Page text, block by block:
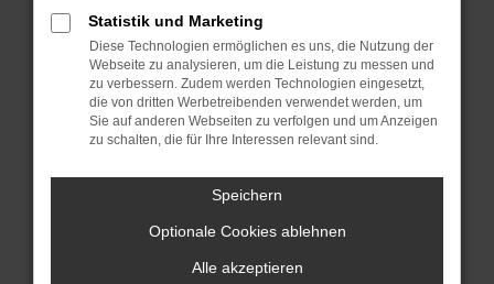
Betriebssystem auf dem neuesten Stand
sind.
Veraltete Software birgt nicht nur ein
Sicherheitsrisiko, sondern kann auch dazu
führen, dass bestimmte Funktionen nicht mehr
unterstützt werden.
Wende dich an den Webseitenbetreiber.
Wenn du alle oben genannten Schritte versucht
hast, kontaktiere uns bitte. Wir werden
versuchen, das Problem zu beheben. Du kannst
uns diesen Text schicken, um uns bei der
Statistik und Marketing
Diese Technologien ermöglichen es uns, die Nutzung der
Webseite zu analysieren, um die Leistung zu messen und
zu verbessern. Zudem werden Technologien eingesetzt,
die von dritten Werbetreibenden verwendet werden, um
Sie auf anderen Webseiten zu verfolgen und um Anzeigen
zu schalten, die für Ihre Interessen relevant sind.
Speichern
Optionale Cookies ablehnen
Alle akzeptieren